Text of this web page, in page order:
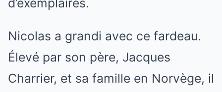
d’exemplaires.
Nicolas a grandi avec ce fardeau.
Élevé par son père, Jacques
Charrier, et sa famille en Norvège, il